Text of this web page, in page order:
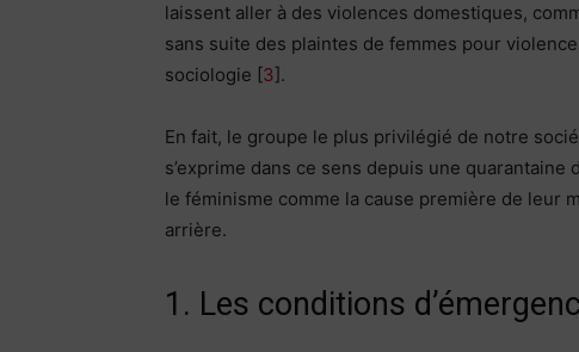
laissent aller à des violences domestiques,
sans suite des plaintes de femmes pour
sociologie [3].
En fait, le groupe le plus privilégié de notre
s’exprime dans ce sens depuis une
le féminisme comme la cause première de leur
arrière.
1. Les conditions